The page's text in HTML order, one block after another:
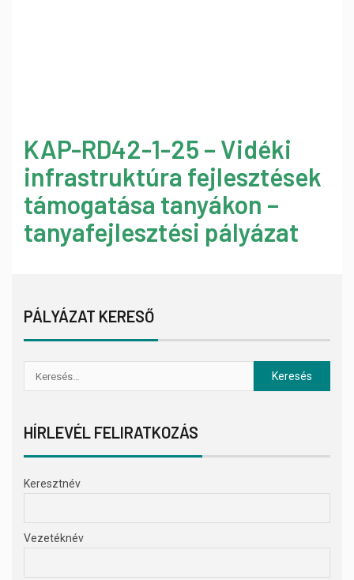
KAP-RD42-1-25 – Vidéki
infrastruktúra fejlesztések
támogatása tanyákon –
tanyafejlesztési pályázat
PÁLYÁZAT KERESŐ
HÍRLEVÉL FELIRATKOZÁS
Keresztnév
Vezetéknév